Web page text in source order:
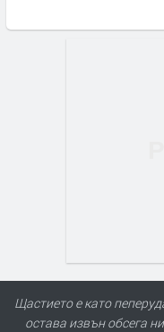
Щастието е като
остава извън обсега